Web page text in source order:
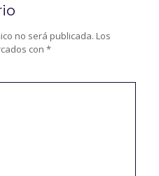
no será publicada. Los
con *